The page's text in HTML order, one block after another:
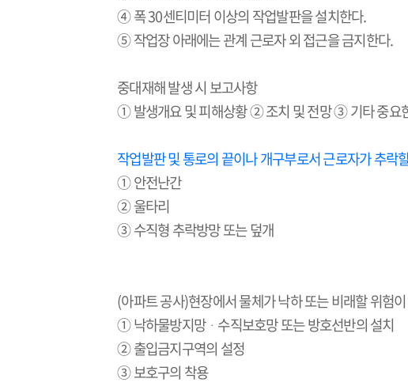
④ 폭30센티미터 이상의 작업발판을 설치한다.
⑤ 작업장 아래에는 관계 근로자 외 접근을 금지한다.
중대재해 발생 시 보고사항
① 발생개요 및 피해상황 ② 조치 및 전망 ③ 기타 중요
작업발판 및 통로의 끝이나 개구부로서 근로자가 추락
① 안전난간
② 울타리
③ 수직형 추락방망 또는 덮개
(아파트 공사)현장에서 물체가 낙하 또는 비래할 위험
① 낙하물방지망ᆞ 수직보호망 또는 방호선반의 설치
② 출입금지구역의 설정
③ 보호구의 착용